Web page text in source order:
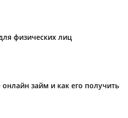
физических лиц
онлайн займ и как его получить